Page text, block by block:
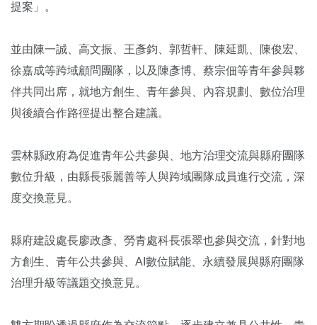
提案」。
並由陳一誠、高文振、王彥鈞、郭哲軒、陳延凱、陳俊宏、
徐嘉成等跨域顧問團隊，以及陳彥博、蔡宗佃等青年參與夥
伴共同出席，就地方創生、青年參與、內容規劃、數位治理
與後續合作路徑提出整合建議。
雲林縣政府為促進青年公共參與、地方治理交流與縣府團隊
數位升級，由縣長張麗善等人與跨域團隊成員進行交流，深
度交換意見。
縣府建設處長廖政彥、勞青處科長張翠也參與交流，針對地
方創生、青年公共參與、AI數位賦能、永續發展與縣府團隊
治理升級等議題交換意見。